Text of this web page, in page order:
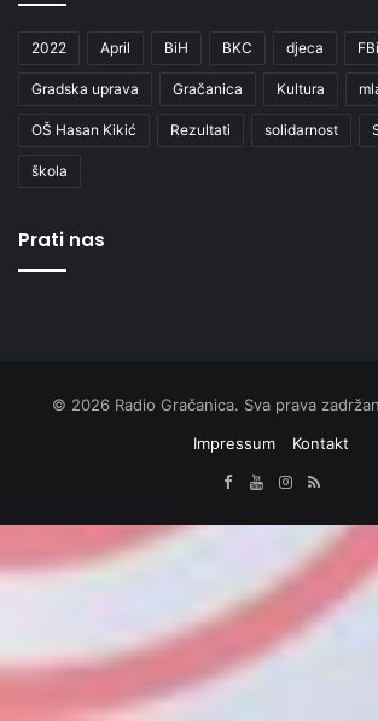
2022 April BiH BKC djeca
Gradska uprava Gračanica Kultura
OŠ Hasan Kikić Rezultati solidarnost
škola
Prati nas
© 2026 Radio Gračanica. Sva prava
Impressum
Kontakt